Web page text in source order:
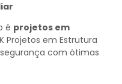
é projetos em
Projetos em Estrutura
com ótimas